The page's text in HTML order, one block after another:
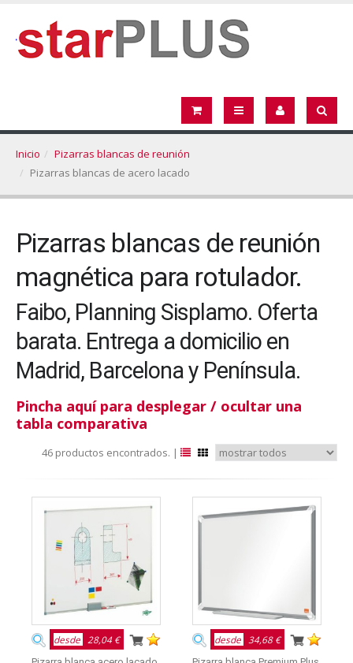
Inicio
Pizarras blancas de reunión
Pizarras blancas de acero lacado
Pizarras blancas de reunión
magnética para rotulador.
Faibo, Planning Sisplamo. Oferta
barata. Entrega a domicilio en
Madrid, Barcelona y Península.
Pincha aquí para desplegar / ocultar una
tabla comparativa
46 productos encontrados. |
desde 28,04 € desde 34,68 €